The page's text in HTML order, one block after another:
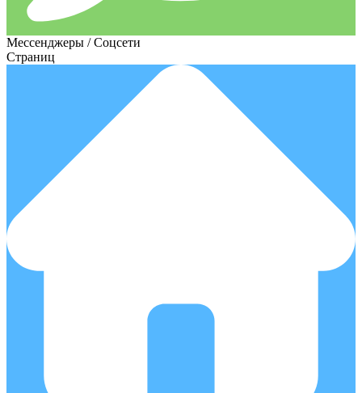
Мессенджеры / Соцсети
Страниц